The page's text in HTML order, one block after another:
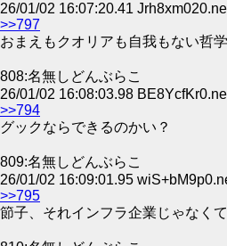
26/01/02 16:07:20.41
>>797
おまえもクオリアも自我もない哲
808:名無しどんぶらこ
26/01/02 16:08:03.98
>>794
グックならできるのかい？
809:名無しどんぶらこ
26/01/02 16:09:01.95
>>795
節子、それインフラ企業じゃなく